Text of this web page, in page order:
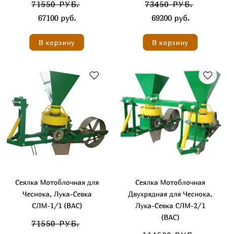
71550 РУБ.
67100 руб.
В корзину
73450 РУБ.
69200 руб.
В корзину
Сеялка Мотоблочная для
Чеснока, Лука-Севка
СЛМ-1/1 (ВАС)
71550 РУБ.
Сеялка Мотоблочная
Двухрядная для Чеснока,
Лука-Севка СЛМ-2/1
(ВАС)